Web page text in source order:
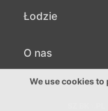
Łodzie
Sprzedaż łodzi
O nas
O nas
We use cookies